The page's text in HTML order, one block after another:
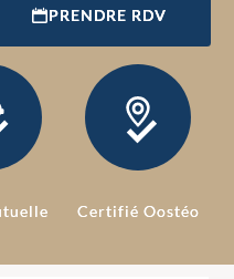
PRENDRE RDV
Certifié Oostéo